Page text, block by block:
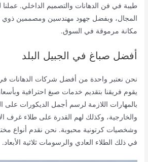
طيبة في فن الدهانات والتصميم الداخلي.
المجال، وبفضل جهود مهندسين ومصممين ذوي
مكانة مرموقة في السوق.
أفضل صباغ في الجبيل البلد
نحن نعتبر واحدة من أفضل شركات الدهانات في
يقوم فريقنا بتقديم خدمات صبغ احترافية
بالمهارات اللازمة لرسم أجمل الديكورات على
والخارجية، وكذلك لهم القدرة على طلاء غرف
وشخصيات كرتونية محبوبة. نحن نقدم أنواع
في ذلك الطلاء العادي والرسومات ثلاثية الأبعاد.